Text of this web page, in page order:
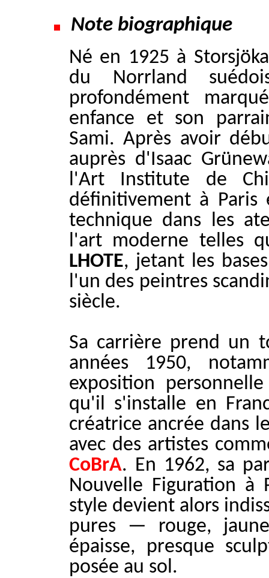
Note biographique
Né en 1925 à
du Norrland
profondément
enfance et son
Sami. Après avoir
auprès d'Isaac
l'Art Institute de
définitivement à
technique dans les
l'art moderne telles
LHOTE, jetant les
l'un des peintres
siècle.
Sa carrière prend un
années 1950,
exposition
qu'il s'installe en
créatrice ancrée dans
avec des artistes
CoBrA. En 1962, sa
Nouvelle Figuration à
style devient alors
pures — rouge,
épaisse, presque
posée au sol.